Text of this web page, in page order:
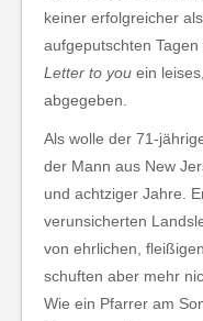
keiner erfolgreicher
aufgeputschten
Letter to you ein
abgegeben.
Als wolle der 71-
der Mann aus New
und achtziger Jahre.
verunsicherten
von ehrlichen,
schuften aber mehr
Wie ein Pfarrer am